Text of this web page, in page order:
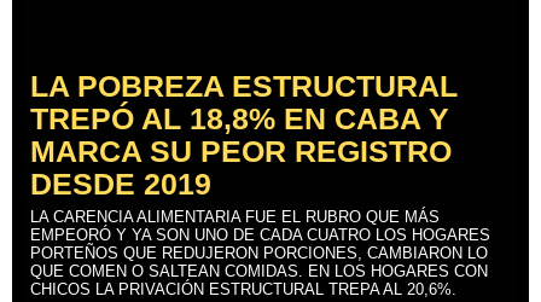
LA POBREZA ESTRUCTURAL
TREPÓ AL 18,8% EN CABA Y
MARCA SU PEOR REGISTRO
DESDE 2019
LA CARENCIA ALIMENTARIA FUE EL RUBRO QUE MÁS
EMPEORÓ Y YA SON UNO DE CADA CUATRO LOS HOGARES
PORTEÑOS QUE REDUJERON PORCIONES, CAMBIARON LO
QUE COMEN O SALTEAN COMIDAS. EN LOS HOGARES CON
CHICOS LA PRIVACIÓN ESTRUCTURAL TREPA AL 20,6%.